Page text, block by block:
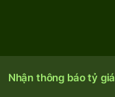
Nhận thông báo tỷ giá